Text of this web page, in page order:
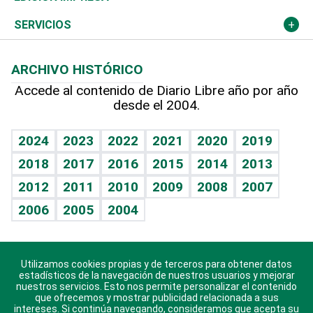
Resto del mundo
Economía personal
Podcast Arte Libre
Hablando con el pediatra
Vida y familia
Eñe
Celebrando la vida
Sin complejos
En pocas palabras
Escuchando al corazón
Economía Personal
Más deportes
Línea de hit
TBT Deportivo
Columnistas
Más firmas
Cambio climático
Opinión
Hecho en casa
Guía del dinero
SERVICIOS
Cumpleaños
Horóscopos
Crucigramas
ARCHIVO HISTÓRICO
Accede al contenido de Diario Libre año por año
desde el 2004.
2024 2023 2022 2021 2020
2019
2018
2017 2016 2015 2014
2013
2012
2011 2010 2009 2008
2007
2006
2005 2004
Descarga nuestras aplicaciones para Android, iOS y
sistema Huawei.
Utilizamos cookies propias y de terceros para obtener datos
estadísticos de la navegación de nuestros usuarios y mejorar
nuestros servicios. Esto nos permite personalizar el contenido
que ofrecemos y mostrar publicidad relacionada a sus
intereses. Si continúa navegando, consideramos que acepta su